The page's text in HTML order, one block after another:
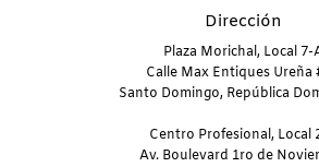
Dirección
Plaza Morichal, Local 7-
Calle Max Entiques Ureña
Santo Domingo, República
Centro Profesional, Local
Av. Boulevard 1ro de